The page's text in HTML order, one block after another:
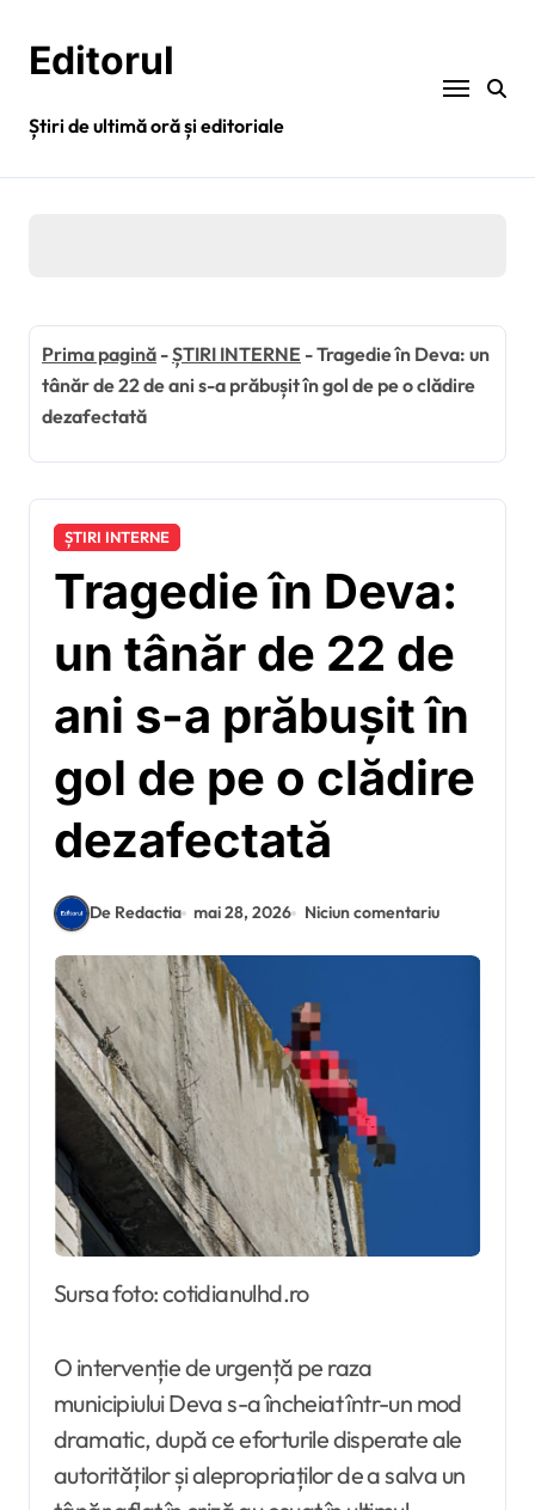
conținutEditorul
Știri de ultimă oră și editoriale
Prima pagină -ȘTIRI INTERNE -Tragedie în Deva: un
tânăr de 22 de ani s-a prăbușit în gol de pe o clădire
dezafectată
ȘTIRI INTERNE
Tragedie în Deva:
un tânăr de 22 de
ani s-a prăbușit în
gol de pe o clădire
dezafectată
De Redactia mai 28, 2026 Niciun comentariu
Sursa foto: cotidianulhd.ro
O intervenție de urgență pe raza
municipiului Deva s-a încheiat într-un mod
dramatic, după ce eforturile disperate ale
autorităților și alepropriaților de a salva un